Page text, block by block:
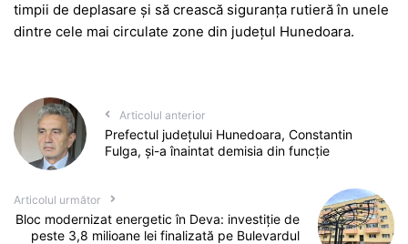
timpii de deplasare și să crească siguranța rutieră în unele
dintre cele mai circulate zone din județul Hunedoara.
Articolul anterior
Prefectul județului Hunedoara, Constantin
Fulga, și-a înaintat demisia din funcție
Articolul următor
Bloc modernizat energetic în Deva: investiție de
peste 3,8 milioane lei finalizată pe Bulevardul